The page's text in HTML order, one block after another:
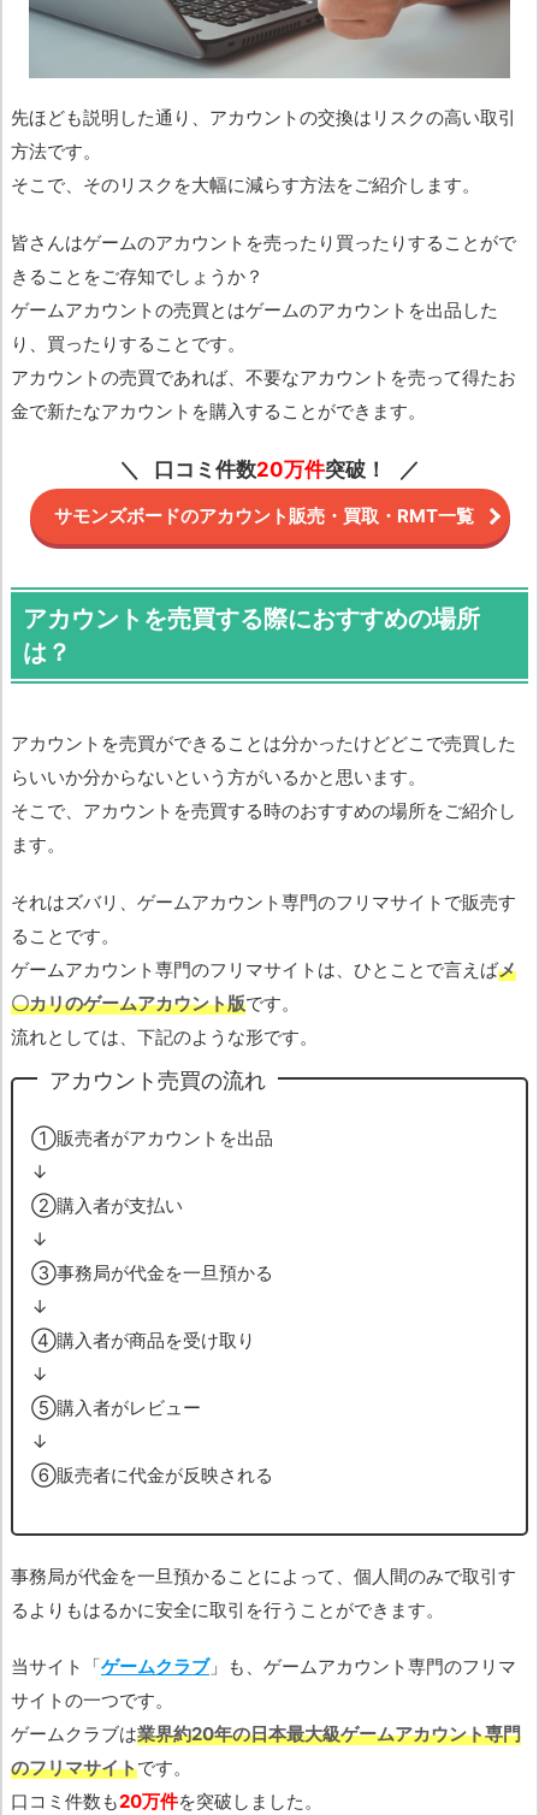
先ほども説明した通り、アカウントの交換はリスクの高い取引
方法です。
そこで、そのリスクを大幅に減らす方法をご紹介します。
皆さんはゲームのアカウントを売ったり買ったりすることがで
きることをご存知でしょうか？
ゲームアカウントの売買とはゲームのアカウントを出品した
り、買ったりすることです。
アカウントの売買であれば、不要なアカウントを売って得たお
金で新たなアカウントを購入することができます。
口コミ件数20万件突破！
サモンズボードのアカウント販売・買取・RMT一覧
アカウントを売買する際におすすめの場所
は？
アカウントを売買ができることは分かったけどどこで売買した
らいいか分からないという方がいるかと思います。
そこで、アカウントを売買する時のおすすめの場所をご紹介し
ます。
それはズバリ、ゲームアカウント専門のフリマサイトで販売す
ることです。
ゲームアカウント専門のフリマサイトは、ひとことで言えばメ
〇カリのゲームアカウント版です。
流れとしては、下記のような形です。
アカウント売買の流れ
➀販売者がアカウントを出品
↓
➁購入者が支払い
↓
➂事務局が代金を一旦預かる
↓
➃購入者が商品を受け取り
↓
➄購入者がレビュー
↓
➅販売者に代金が反映される
事務局が代金を一旦預かることによって、個人間のみで取引す
るよりもはるかに安全に取引を行うことができます。
当サイト「ゲームクラブ」も、ゲームアカウント専門のフリマ
サイトの一つです。
ゲームクラブは業界約20年の日本最大級ゲームアカウント専門
のフリマサイトです。
口コミ件数も20万件を突破しました。